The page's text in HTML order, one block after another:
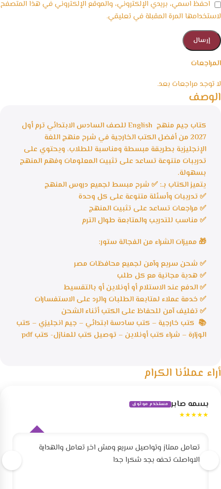
المراجعات
لا توجد مراجعات بعد.
احفظ اسمي، بريدي الإلكتروني، والموقع الإلكتروني في هذا المتصفح
لاستخدامها المرة المقبلة في تعليقي.
الوصف
كتاب جيم منهج English للصف السادس الابتدائي ترم أول
2027 من أفضل الكتب الخارجية في شرح منهج اللغة
الإنجليزية بطريقة مبسطة ومناسبة للطلاب، ويحتوي على
تدريبات متنوعة تساعد على تثبيت المعلومات وفهم المنهج
بسهولة.
يتميز الكتاب بـ: ✅ شرح مبسط لجميع دروس المنهج
✅ تدريبات وأسئلة متنوعة على كل وحدة
✅ مراجعات تساعد على تثبيت المنهج
✅ مناسب للتدريب والمتابعة طوال الترم
🎁 مميزات الشراء من الفجالة ستور:
✅ شحن سريع وآمن لجميع محافظات مصر
✅ هدية مجانية مع كل طلب
✅ الدفع عند الاستلام أو أونلاين أو بالتقسيط
✅ خدمة عملاء لمتابعة الطلبات والرد على الاستفسارات
✅ تغليف آمن للحفاظ على الكتب أثناء الشحن
📚 كتب خارجية – كتب سادسة ابتدائي – جيم انجليزي – كتب
الوزارة – شراء كتب أونلاين – توصيل كتب للمنازل- كتب pdf
أراء عملأنا الكرام
بسمه صابر مستخدم موثوق
★★★★★
تعامل ممتاز وتواصيل سريع ومش اخر تعامل والهداية
الاواصلت تحفه بجد شكرا جدا